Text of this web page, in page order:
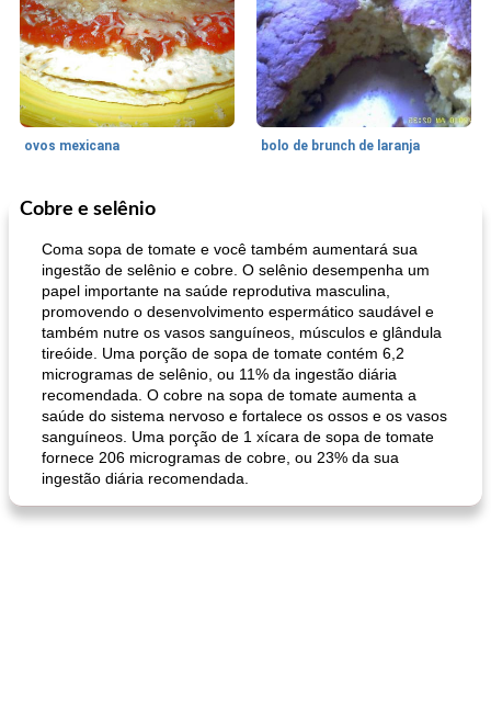
ovos mexicana bolo de brunch de laranja
Pães De Fermento
pão plano (out)
Cobre e selênio
Coma sopa de tomate e você também aumentará sua
ingestão de selênio e cobre. O selênio desempenha um
papel importante na saúde reprodutiva masculina,
promovendo o desenvolvimento espermático saudável e
também nutre os vasos sanguíneos, músculos e glândula
tireóide. Uma porção de sopa de tomate contém 6,2
microgramas de selênio, ou 11% da ingestão diária
recomendada. O cobre na sopa de tomate aumenta a
saúde do sistema nervoso e fortalece os ossos e os vasos
sanguíneos. Uma porção de 1 xícara de sopa de tomate
fornece 206 microgramas de cobre, ou 23% da sua
ingestão diária recomendada.